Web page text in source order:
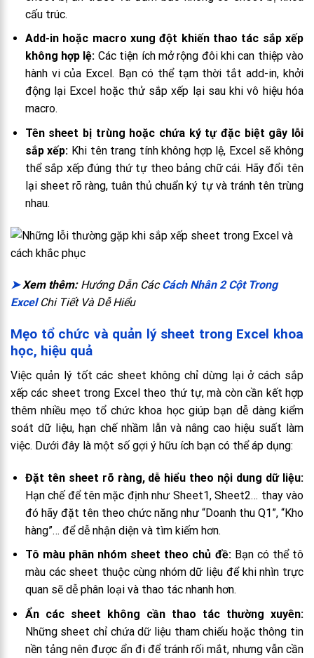
cấu trúc.
Add-in hoặc macro xung đột khiến thao tác sắp xếp
không hợp lệ: Các tiện ích mở rộng đôi khi can thiệp vào
hành vi của Excel. Bạn có thể tạm thời tắt add-in, khởi
động lại Excel hoặc thử sắp xếp lại sau khi vô hiệu hóa
macro.
Tên sheet bị trùng hoặc chứa ký tự đặc biệt gây lỗi
sắp xếp: Khi tên trang tính không hợp lệ, Excel sẽ không
thể sắp xếp đúng thứ tự theo bảng chữ cái. Hãy đổi tên
lại sheet rõ ràng, tuân thủ chuẩn ký tự và tránh tên trùng
nhau.
➤Xem thêm: Hướng Dẫn CácCách Nhân 2 Cột Trong
ExcelChi Tiết Và Dễ Hiểu
Mẹo tổ chức và quản lý sheet trong Excel khoa
học, hiệu quả
Việc quản lý tốt các sheet không chỉ dừng lại ở cách sắp
xếp các sheet trong Excel theo thứ tự, mà còn cần kết hợp
thêm nhiều mẹo tổ chức khoa học giúp bạn dễ dàng kiểm
soát dữ liệu, hạn chế nhầm lẫn và nâng cao hiệu suất làm
việc. Dưới đây là một số gợi ý hữu ích bạn có thể áp dụng:
Đặt tên sheet rõ ràng, dễ hiểu theo nội dung dữ liệu:
Hạn chế để tên mặc định như Sheet1, Sheet2… thay vào
đó hãy đặt tên theo chức năng như “Doanh thu Q1”, “Kho
hàng”… để dễ nhận diện và tìm kiếm hơn.
Tô màu phân nhóm sheet theo chủ đề:Bạn có thể tô
màu các sheet thuộc cùng nhóm dữ liệu để khi nhìn trực
quan sẽ dễ phân loại và thao tác nhanh hơn.
Ẩn các sheet không cần thao tác thường xuyên:
Những sheet chỉ chứa dữ liệu tham chiếu hoặc thông tin
nền tảng nên được ẩn đi để tránh rối mắt, nhưng vẫn cần